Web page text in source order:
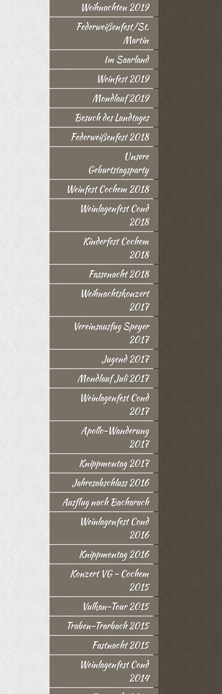
Weihnachten 2019
Federweißenfest/St.
Martin
Im Saarland
Weinfest 2019
Mondlauf 2019
Besuch des Landtages
Federweißenfest 2018
Unsere
Geburtstagsparty
Weinfest Cochem 2018
Weinlagenfest Cond
2018
Kinderfest Cochem
2018
Fassenacht 2018
Weihnachtskonzert
2017
Vereinsausfug Speyer
2017
Jugend 2017
Mondlauf Juli 2017
Weinlagenfest Cond
2017
Apollo-Wanderung
2017
Knippmontag 2017
Jahresabschluss 2016
Ausflug nach Bacharach
Weinlagenfest Cond
2016
Knippmontag 2016
Konzert VG - Cochem
2015
Vulkan-Tour 2015
Traben-Trarbach 2015
Fastnacht 2015
Weinlagenfest Cond
2014